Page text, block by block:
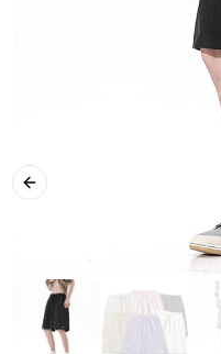
Previous slide